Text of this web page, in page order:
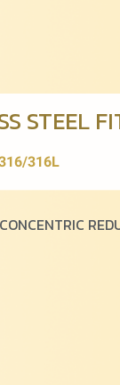
STEEL
316L